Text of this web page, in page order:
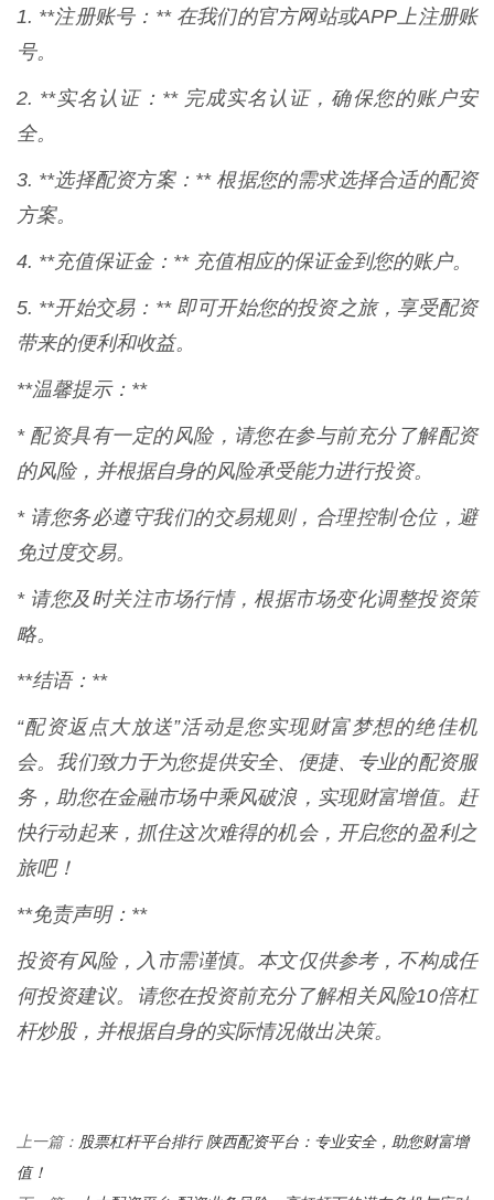
1. **注册账号：** 在我们的官方网站或APP上注册账
号。
2. **实名认证：** 完成实名认证，确保您的账户安
全。
3. **选择配资方案：** 根据您的需求选择合适的配资
方案。
4. **充值保证金：** 充值相应的保证金到您的账户。
5. **开始交易：** 即可开始您的投资之旅，享受配资
带来的便利和收益。
**温馨提示：**
* 配资具有一定的风险，请您在参与前充分了解配资
的风险，并根据自身的风险承受能力进行投资。
* 请您务必遵守我们的交易规则，合理控制仓位，避
免过度交易。
* 请您及时关注市场行情，根据市场变化调整投资策
略。
**结语：**
“配资返点大放送”活动是您实现财富梦想的绝佳机
会。我们致力于为您提供安全、便捷、专业的配资服
务，助您在金融市场中乘风破浪，实现财富增值。赶
快行动起来，抓住这次难得的机会，开启您的盈利之
旅吧！
**免责声明：**
投资有风险，入市需谨慎。本文仅供参考，不构成任
何投资建议。请您在投资前充分了解相关风险10倍杠
杆炒股，并根据自身的实际情况做出决策。
上一篇： 股票杠杆平台排行 陕西配资平台：专业安全，助您财富增
值！